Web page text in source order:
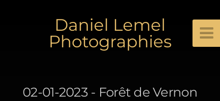
Daniel Lemel
Photographies
02-01-2023 - Forêt de Vernon